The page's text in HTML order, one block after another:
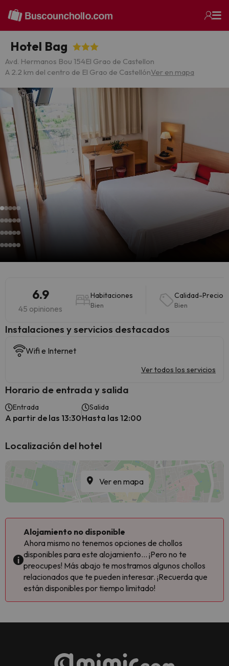
Hotel Bag
Avd. Hermanos Bou 154El Grao de Castellon
A 2.2 km del centro de El Grao de CastellónVer en mapa
6.9
45 opiniones
Habitaciones
Bien
Calidad-Precio
Bien
Instalaciones y servicios destacados
Wifi e Internet
Ver todos los servicios
Horario de entrada y salida
Entrada
A partir de las 13:30
Salida
Hasta las 12:00
Localización del hotel
Ver en mapa
Alojamiento no disponible
Ahora mismo no tenemos opciones de chollos
disponibles para este alojamiento... ¡Pero no te
preocupes! Más abajo te mostramos algunos chollos
relacionados que te pueden interesar. ¡Recuerda que
están disponibles por tiempo limitado!